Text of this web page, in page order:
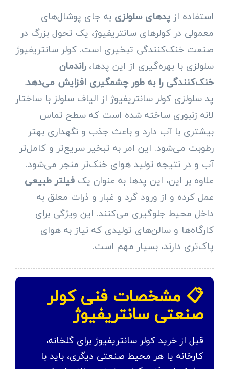
استفاده از پدهای سلولزی به جای پوشال‌های
معمولی در کولرهای سانتریفیوژ، یک تحول بزرگ در
صنعت خنک‌کنندگی تبخیری است. کولر سانتریفیوژ
سلولزی با بهره‌گیری از این پدها،راندمان
خنک‌کنندگی را به طور چشمگیری افزایش می‌دهد.
پد سلولزی کولر سانتریفیوژ از الیاف سلولز با ساختار
لانه زنبوری ساخته شده است که سطح تماس
بیشتری با آب دارد و باعث جذب و نگهداری بهتر
رطوبت می‌شود. این امر به تبخیر سریع‌تر و کامل‌تر
آب و در نتیجه تولید هوای خنک‌تر منجر می‌شود.
علاوه بر این، این پدها به عنوان یک فیلتر طبیعی
عمل کرده و از ورود گرد و غبار و ذرات معلق به
داخل محیط جلوگیری می‌کنند. این ویژگی برای
کارگاه‌ها و سالن‌های تولیدی که نیاز به هوای
پاک‌تری دارند، بسیار مهم است.
📋 مشخصات فنی کولر
صنعتی سانتریفیوژ
قبل از خرید کولر سانتریفیوژ برای گلخانه،
کارخانه یا هر محیط صنعتی دیگری، باید با